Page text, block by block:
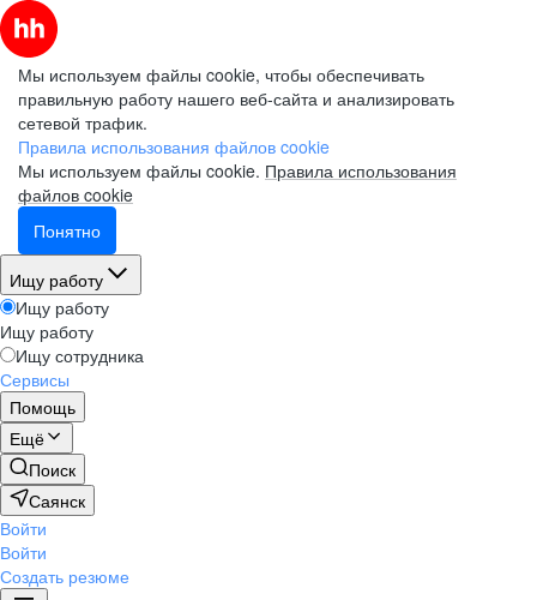
Мы используем файлы cookie, чтобы обеспечивать
правильную работу нашего веб-сайта и анализировать
сетевой трафик.
Правила использования файлов cookie
Мы используем файлы cookie. Правила использования
файлов cookie
Понятно
Ищу работу
Ищу работу
Ищу работу
Ищу сотрудника
Сервисы
Помощь
Ещё
Поиск
Саянск
Войти
Войти
Создать резюме